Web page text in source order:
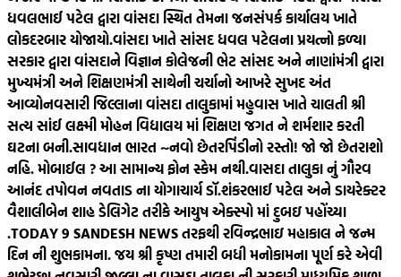
ધવલભાઈ પટેલ દ્વારા વાંસદા સ્થિત તેમના જનસંપર્ક કાર્યાલય ખાતે
લોકદરબાર યોજાયો.વાંસદા ખાતે સાંસદ ધવલ પટેલના પ્રયત્નો ફળ્યા
સરકાર દ્વારા વાંસદાને વિજ્ઞાન કોલેજની ભેટ સાંસદ અને નાણાંમંત્રી દ્વારા
મુખ્યમંત્રી અને શિક્ષણમંત્રી સાથેની ચર્ચાનો આખરે સુખદ અંત
આવ્યોનવસારી જિલ્લાના વાંસદા તાલુકામાં મહુવાસ ખાતે ચાલતી શ્રી
સત્ય સાંઈ લક્ષ્મી મોહન વિદ્યાલય માં શિક્ષણ જગત ને શર્મશાર કરતી
ઘટના બની.સાવધાન ભારત ~નવો છેતરપિંડીનો રસ્તો! જો જો છેતરાશો
નહિ. મોબાઈલ ? આ સામાન્ય ફોન સ્કેમ નથી.વાસદા તાલુકા નું ગૌરવ
આનંદ તપોવન નવતાડ ના યોગાચાર્ય ડૉ.શંકરભાઈ પટેલ અને ડાયરેક્ટર
વૈશાલીબેન શાહ ડેલિગેટ તરીકે આયુષ એક્સ્પો માં દુબઇ પહોંચ્યા
.TODAY 9 SANDESH NEWS તરફથી રવિન્દ્રભાઇ મહાકાલ ને જન્મ
દિન ની શુભકામના. જય શ્રી કૃષ્ણ તમારી બધી મનોકામના પૂર્ણ કરે એવી